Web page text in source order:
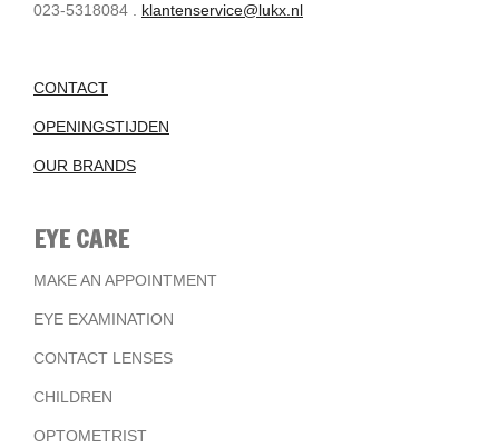
023-5318084 . klantenservice@lukx.nl
CONTACT
OPENINGSTIJDEN
OUR BRANDS
EYE CARE
MAKE AN APPOINTMENT
EYE EXAMINATION
CONTACT LENSES
CHILDREN
OPTOMETRIST